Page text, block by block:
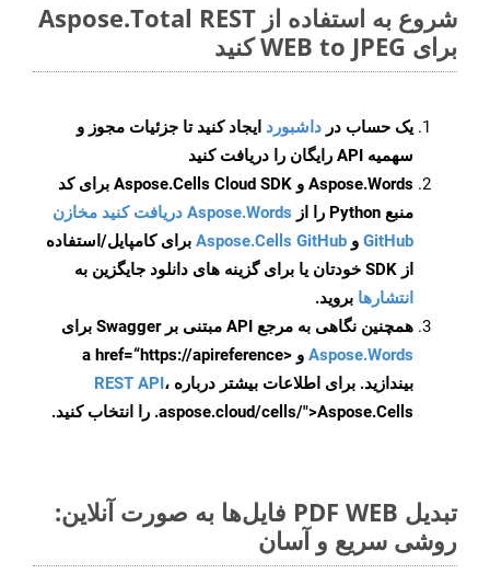
شروع به استفاده از Aspose.Total REST
برای WEB to JPEG کنید
یک حساب در داشبورد ایجاد کنید تا جزئیات مجوز و
سهمیه API رایگان را دریافت کنید
Aspose.Words و Aspose.Cells Cloud SDK برای کد
منبع Python را از
Aspose.Words دریافت کنید مخازن
GitHub و Aspose.Cells GitHub برای کامپایل/استفاده
از SDK خودتان یا برای گزینه های دانلود جایگزین به
انتشارها بروید.
همچنین نگاهی به مرجع API مبتنی بر Swagger برای
Aspose.Words
و <a href=“https://apireference
بیندازید. برای اطلاعات بیشتر درباره REST API،
.aspose.cloud/cells/">Aspose.Cells را انتخاب کنید.
تبدیل PDF WEB فایل‌ها به صورت آنلاین:
روشی سریع و آسان